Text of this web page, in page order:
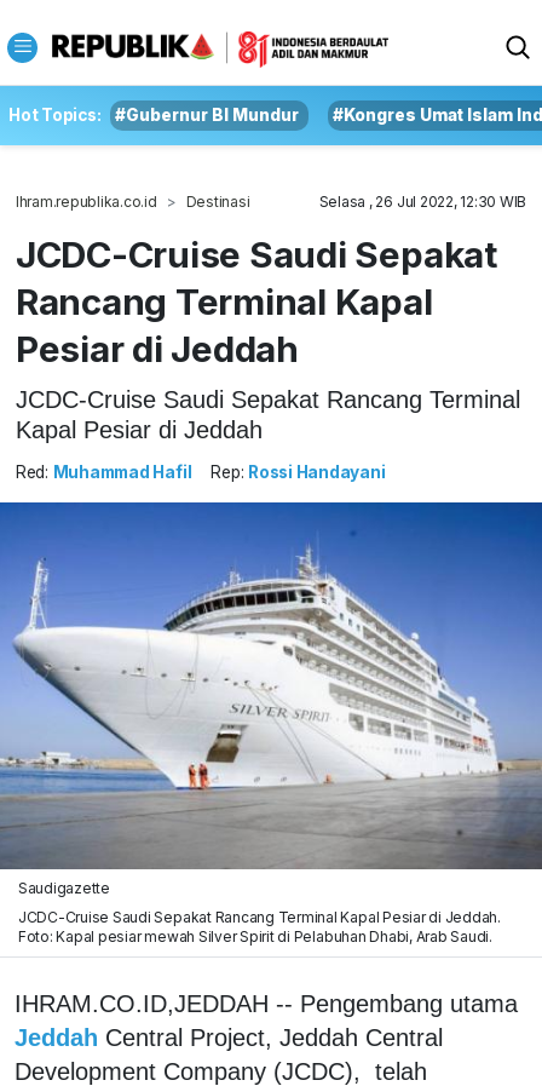
Hot Topics: #Gubernur BI Mundur #Kongres Umat Islam
Ihram.republika.co.id Destinasi Selasa , 26 Jul 2022, 12:30 WIB
JCDC-Cruise Saudi Sepakat
Rancang Terminal Kapal
Pesiar di Jeddah
JCDC-Cruise Saudi Sepakat Rancang Terminal
Kapal Pesiar di Jeddah
Red: Muhammad Hafil Rep: Rossi Handayani
Saudigazette
JCDC-Cruise Saudi Sepakat Rancang Terminal Kapal Pesiar di Jeddah.
Foto: Kapal pesiar mewah Silver Spirit di Pelabuhan Dhabi, Arab Saudi.
IHRAM.CO.ID,JEDDAH -- Pengembang utama
Jeddah Central Project, Jeddah Central
Development Company (JCDC), telah